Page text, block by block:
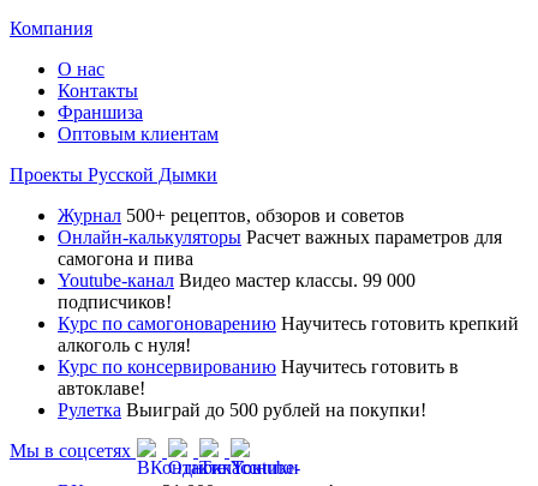
Компания
О нас
Контакты
Франшиза
Оптовым клиентам
Проекты Русской Дымки
Журнал 500+ рецептов, обзоров и советов
Онлайн-калькуляторы Расчет важных параметров для
самогона и пива
Youtube-канал Видео мастер классы. 99 000
подписчиков!
Курс по самогоноварению Научитесь готовить крепкий
алкоголь с нуля!
Курс по консервированию Научитесь готовить в
автоклаве!
Рулетка Выиграй до 500 рублей на покупки!
Мы в соцсетях